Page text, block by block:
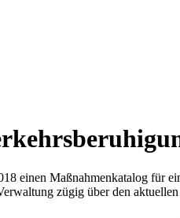
einen Maßnahmenkatalog für
zügig über den